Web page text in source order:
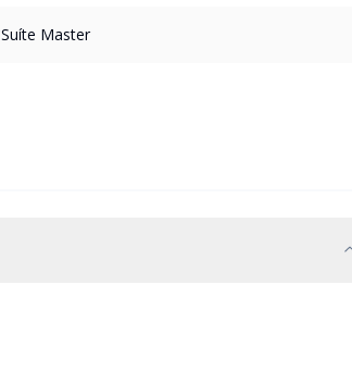
Suíte Master